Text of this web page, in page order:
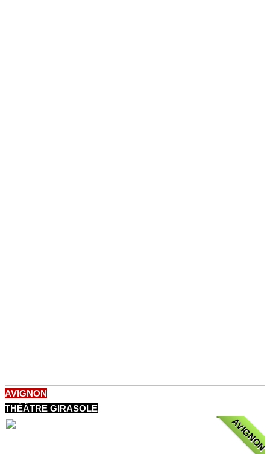
AVIGNON
THÉÂTRE GIRASOLE
AVIGNON